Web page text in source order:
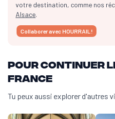
votre destination, comme nos
Alsace.
Collaborer avec HOURRAIL !
Pour continuer
France
Tu peux aussi explorer d'autres